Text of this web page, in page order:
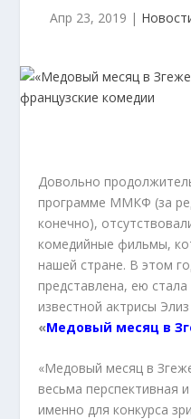
Апр 23, 2019 |
Довольно
программе ММКФ (за
конечно),
комедийные фильмы,
нашей стране. В этом
представлена, ею
известной актрисы
«Медовый месяц в
«Медовый месяц в
весьма перспективная
именно для конкурса